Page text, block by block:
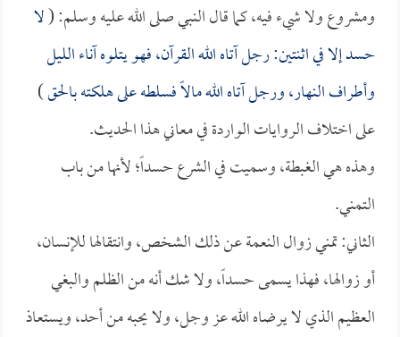
ومشروع ولا شيء فيه، كما قال النبي صلى الله عليه وسلم: (لا
حسد إلا في اثنتين: رجل آتاه الله القرآن، فهو يتلوه آناء الليل
وأطراف النهار، ورجل آتاه الله مالاً فسلطه على هلكته بالحق)
على اختلاف الروايات الواردة في معاني هذا الحديث.
وهذه هي الغبطة، وسميت في الشرع حسداً؛ لأنها من باب
التمني.
الثاني: تمني زوال النعمة عن ذلك الشخص، وانتقالها للإنسان،
أو زوالها، فهذا يسمى حسداً، ولا شك أنه من الظلم والبغي
العظيم الذي لا يرضاه الله عز وجل، ولا يحبه من أحد، ويستعاذ